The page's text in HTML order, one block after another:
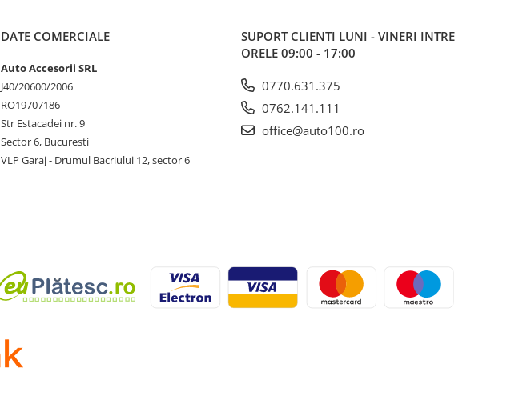
DATE COMERCIALE
Auto Accesorii SRL
J40/20600/2006
RO19707186
Str Estacadei nr. 9
Sector 6, Bucuresti
VLP Garaj - Drumul Bacriului 12, sector 6
SUPORT CLIENTI LUNI - VINERI INTRE
ORELE 09:00 - 17:00
0770.631.375
0762.141.111
office@auto100.ro